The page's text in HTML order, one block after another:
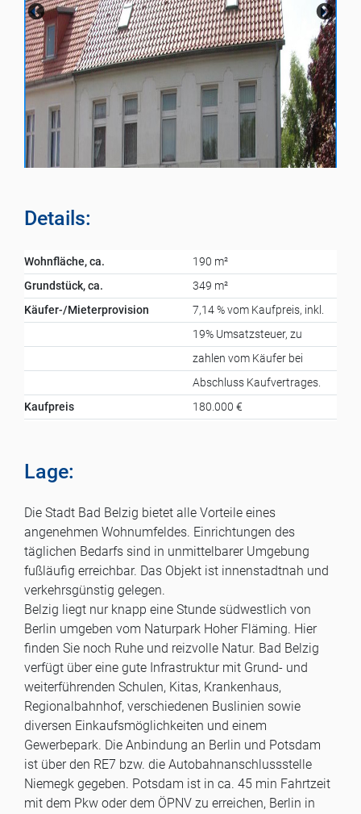
Details:
Wohnfläche, ca.
190 m²
Grundstück, ca.
349 m²
Käufer-/Mieterprovision
7,14 % vom Kaufpreis, inkl.
19% Umsatzsteuer, zu
zahlen vom Käufer bei
Abschluss Kaufvertrages.
Kaufpreis
180.000 €
Lage:
Die Stadt Bad Belzig bietet alle Vorteile eines
angenehmen Wohnumfeldes. Einrichtungen des
täglichen Bedarfs sind in unmittelbarer Umgebung
fußläufig erreichbar. Das Objekt ist innenstadtnah und
verkehrsgünstig gelegen.
Belzig liegt nur knapp eine Stunde südwestlich von
Berlin umgeben vom Naturpark Hoher Fläming. Hier
finden Sie noch Ruhe und reizvolle Natur. Bad Belzig
verfügt über eine gute Infrastruktur mit Grund- und
weiterführenden Schulen, Kitas, Krankenhaus,
Regionalbahnhof, verschiedenen Buslinien sowie
diversen Einkaufsmöglichkeiten und einem
Gewerbepark. Die Anbindung an Berlin und Potsdam
ist über den RE7 bzw. die Autobahnanschlussstelle
Niemegk gegeben. Potsdam ist in ca. 45 min Fahrtzeit
mit dem Pkw oder dem ÖPNV zu erreichen, Berlin in